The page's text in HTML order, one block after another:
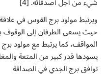
ويرتبط مولود برج القوس في
حيث يسعى الطرفان إلى
المواقف، كما يرتبط مع مولود
يسودها قدر كبير من المتعة
توافق برج الجدي في الصداقة